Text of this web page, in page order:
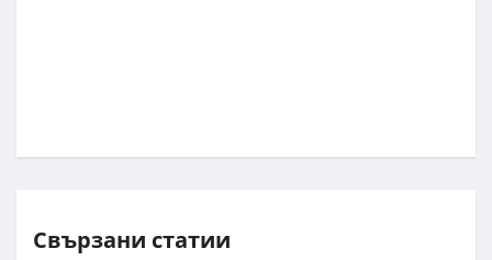
Свързани статии